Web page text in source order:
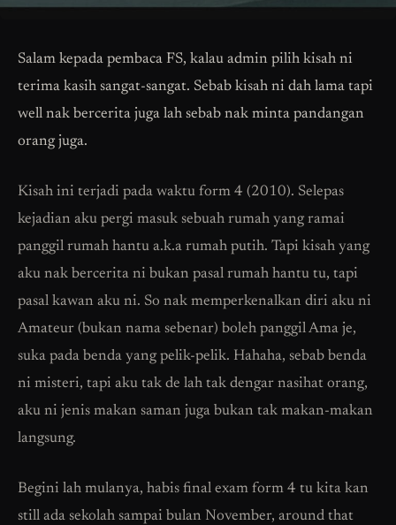
Salam kepada pembaca FS, kalau admin pilih kisah ni
terima kasih sangat-sangat. Sebab kisah ni dah lama tapi
well nak bercerita juga lah sebab nak minta pandangan
orang juga.
Kisah ini terjadi pada waktu form 4 (2010). Selepas
kejadian aku pergi masuk sebuah rumah yang ramai
panggil rumah hantu a.k.a rumah putih. Tapi kisah yang
aku nak bercerita ni bukan pasal rumah hantu tu, tapi
pasal kawan aku ni. So nak memperkenalkan diri aku ni
Amateur (bukan nama sebenar) boleh panggil Ama je,
suka pada benda yang pelik-pelik. Hahaha, sebab benda
ni misteri, tapi aku tak de lah tak dengar nasihat orang,
aku ni jenis makan saman juga bukan tak makan-makan
langsung.
Begini lah mulanya, habis final exam form 4 tu kita kan
still ada sekolah sampai bulan November, around that